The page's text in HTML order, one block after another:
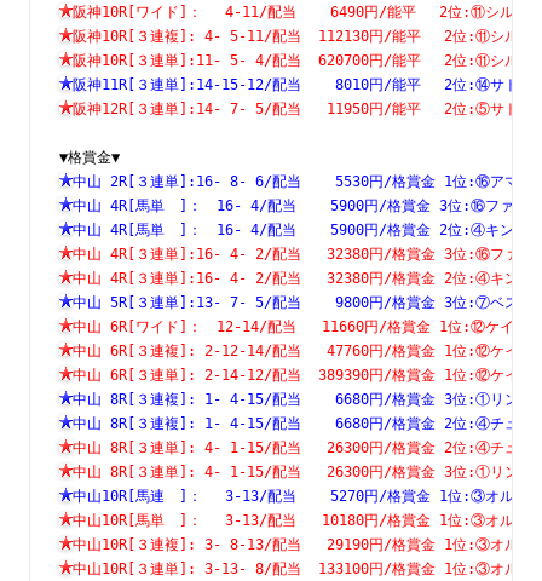
阪神10R[ワイド]：　 4-11/配当    6490円/能平　 2位:⑪シルクド
阪神10R[３連複]: 4- 5-11/配当  112130円/能平　 2位:⑪シルクド
阪神10R[３連単]:11- 5- 4/配当  620700円/能平　 2位:⑪シルクド
阪神11R[３連単]:14-15-12/配当    8010円/能平　 2位:⑭サトノ
阪神12R[３連単]:14- 7- 5/配当   11950円/能平　 2位
▼格賞金▼
中山 2R[３連単]:16- 8- 6/配当    5530円/格賞
中山 4R[馬単　]：　16- 4/配当    5900円/格賞金
中山 4R[馬単　]：　16- 4/配当    5900円/格賞金 2
中山 4R[３連単]:16- 4- 2/配当   32380円/格賞金
中山 4R[３連単]:16- 4- 2/配当   32380円/格賞金 2
中山 5R[３連単]:13- 7- 5/配当    9800円/格賞金 3
中山 6R[ワイド]：　12-14/配当   11660円/格賞金
中山 6R[３連複]: 2-12-14/配当   47760円/格賞金
中山 6R[３連単]: 2-14-12/配当  389390円/格賞金
中山 8R[３連複]: 1- 4-15/配当    6680円/格賞金 3
中山 8R[３連複]: 1- 4-15/配当    6680円/格賞金 2
中山 8R[３連単]: 4- 1-15/配当   26300円/格賞金
中山 8R[３連単]: 4- 1-15/配当   26300円/格賞金
中山10R[馬連　]：　 3-13/配当    5270円/格賞金 1位:③オルレ
中山10R[馬単　]：　 3-13/配当   10180円/格賞金 1位:③オルレ
中山10R[３連複]: 3- 8-13/配当   29190円/格賞金 1位:③オルレ
中山10R[３連単]: 3-13- 8/配当  133100円/格賞金 1位:③オル